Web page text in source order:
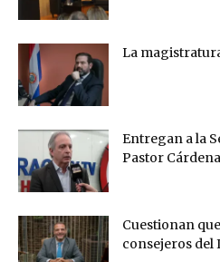
La
Entregan a la
Pastor
Cuestionan
consejeros del